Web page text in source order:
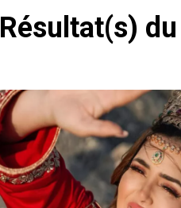
Résultat(s)